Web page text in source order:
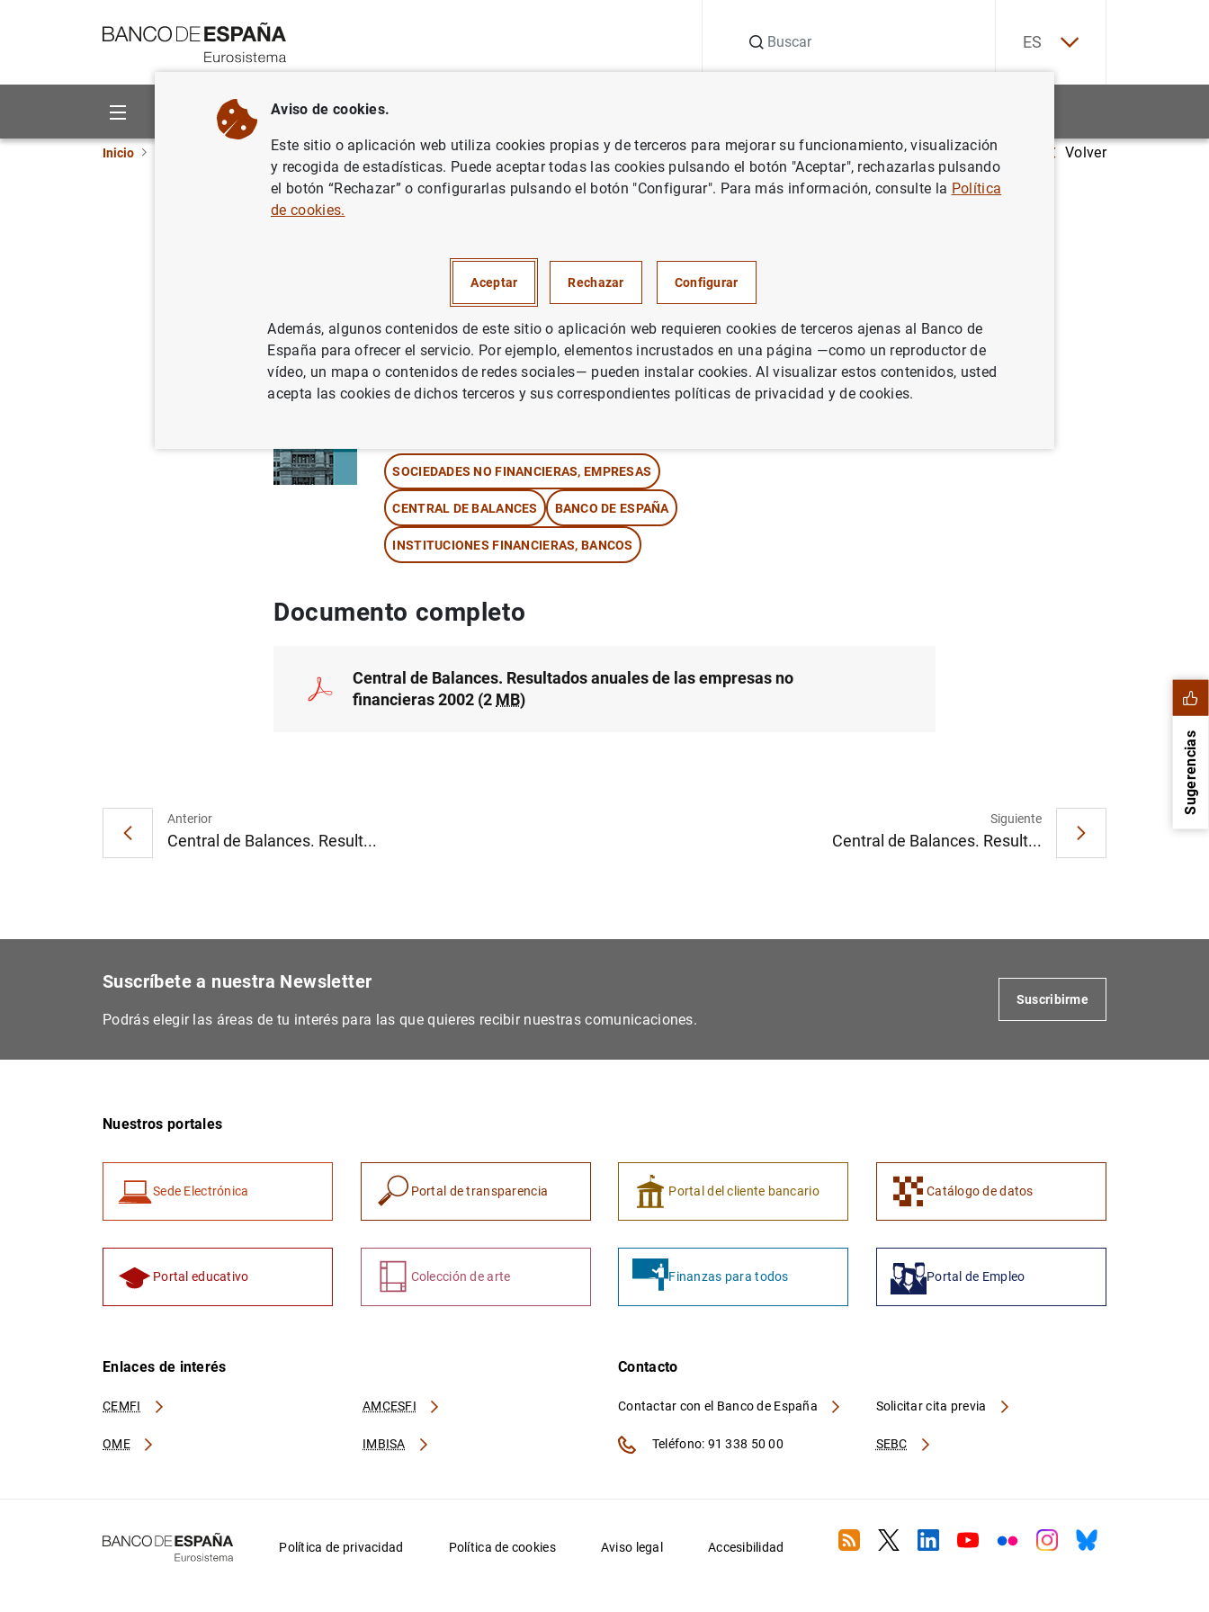
ES
Sobre el Banco Áreas de actuación
Inicio Información estadística Central de Balances Central de Balances. Resultados anuales de las empresas no financieras 2002 Volver
Central de Balances. Resultados anuales de las
empresas no financieras 2002
02/12/2003
Serie: Central de Balances.
SOCIEDADES NO FINANCIERAS, EMPRESAS
CENTRAL DE BALANCES BANCO DE ESPAÑA
INSTITUCIONES FINANCIERAS, BANCOS
Documento completo
Central de Balances. Resultados anuales de las empresas no
financieras 2002 (2 MB)
Anterior
Central de Balances. Result...
Siguiente
Central de Balances. Result...
Sugerencias
Suscríbete a nuestra Newsletter
Podrás elegir las áreas de tu interés para las que quieres recibir nuestras comunicaciones.
Suscribirme
Nuestros portales
Sede Electrónica Portal de transparencia Portal del cliente bancario Catálogo de datos
Portal educativo Colección de arte Finanzas para todos Portal de Empleo
Enlaces de interés
CEMFI AMCESFI
OME IMBISA
Contacto
Contactar con el Banco de España
SEBC
Solicitar cita previa
Teléfono: 91 338 50 00
Política de privacidad Política de cookies Aviso legal Accesibilidad RSS TwitterLinkedin
YoutubeFlickrInstagram
Bluesky
Aviso de cookies.
Este sitio o aplicación web utiliza cookies propias y de terceros para mejorar su funcionamiento, visualización
y recogida de estadísticas. Puede aceptar todas las cookies pulsando el botón "Aceptar", rechazarlas pulsando
el botón “Rechazar” o configurarlas pulsando el botón "Configurar". Para más información, consulte la Política
de cookies.
Aceptar Rechazar Configurar
Además, algunos contenidos de este sitio o aplicación web requieren cookies de terceros ajenas al Banco de
España para ofrecer el servicio. Por ejemplo, elementos incrustados en una página —como un reproductor de
vídeo, un mapa o contenidos de redes sociales— pueden instalar cookies. Al visualizar estos contenidos, usted
acepta las cookies de dichos terceros y sus correspondientes políticas de privacidad y de cookies.